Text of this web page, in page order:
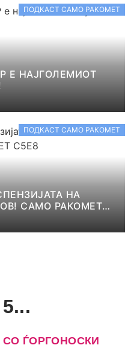
ПОДКАСТ САМО РАКОМЕТ
Е НАЈГОЛЕМИОТ
ПОДКАСТ САМО РАКОМЕТ
НА
САМО РАКОМЕТ
СО ЃОРГОНОСКИ